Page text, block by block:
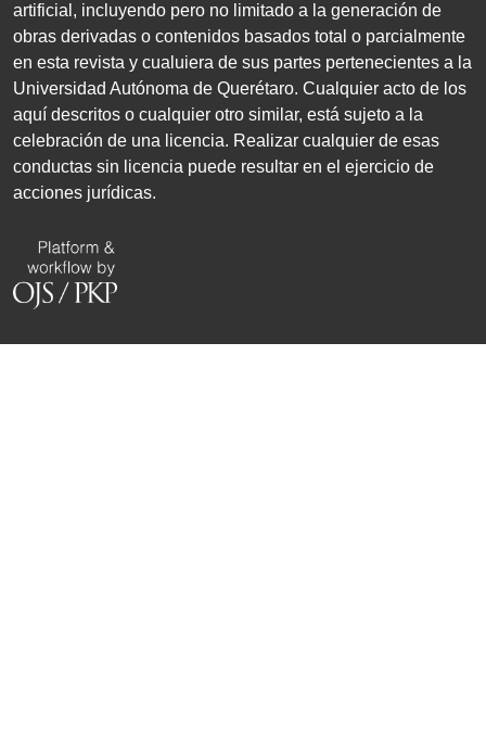
artificial, incluyendo pero no limitado a la generación de
obras derivadas o contenidos basados total o parcialmente
en esta revista y cualuiera de sus partes pertenecientes a la
Universidad Autónoma de Querétaro. Cualquier acto de los
aquí descritos o cualquier otro similar, está sujeto a la
celebración de una licencia. Realizar cualquier de esas
conductas sin licencia puede resultar en el ejercicio de
acciones jurídicas.